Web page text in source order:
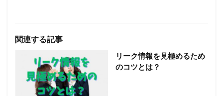
関連する記事
リーク情報を見極めるため
のコツとは？